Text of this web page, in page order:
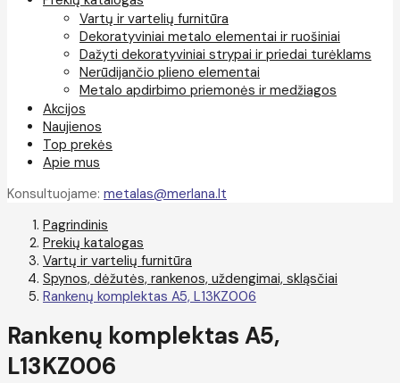
Vartų ir vartelių furnitūra
Dekoratyviniai metalo elementai ir ruošiniai
Dažyti dekoratyviniai strypai ir priedai turėklams
Nerūdijančio plieno elementai
Metalo apdirbimo priemonės ir medžiagos
Akcijos
Naujienos
Top prekės
Apie mus
Konsultuojame: metalas@merlana.lt
Pagrindinis
Prekių katalogas
Vartų ir vartelių furnitūra
Spynos, dėžutės, rankenos, uždengimai, skląsčiai
Rankenų komplektas A5, L13KZ006
Rankenų komplektas A5,
L13KZ006